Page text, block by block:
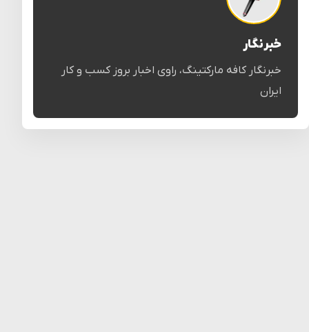
خبرنگار
خبرنگار کافه مارکتینگ، راوی اخبار بروز کسب و کار
ایران